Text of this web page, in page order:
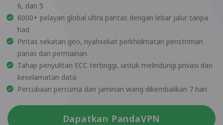
6, dan 5
6000+ pelayan global ultra pantas dengan lebar jalur tanpa
had
Pintas sekatan geo, nyahsekat perkhidmatan penstriman
panas dan permainan
Tahap penyulitan ECC tertinggi, untuk melindungi privasi dan
keselamatan data
Percubaan percuma dan jaminan wang dikembalikan 7 hari
Dapatkan PandaVPN